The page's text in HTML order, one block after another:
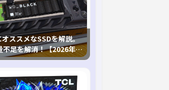
ススメなSSDを解説。
不足を解消！【2026年最
にも対応】